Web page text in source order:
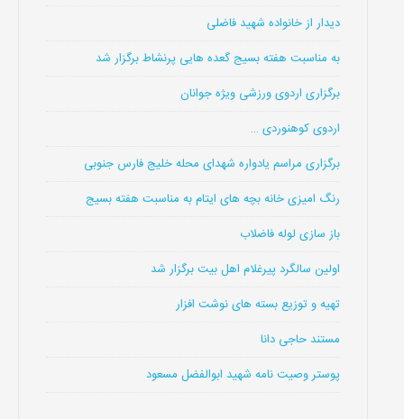
دیدار از خانواده شهید فاضلی
به مناسبت هفته بسیج گعده هایی پرنشاط برگزار شد
برگزاری اردوی ورزشی ویژه جوانان
اردوی کوهنوردی …
برگزاری مراسم یادواره شهدای محله خلیج فارس جنوبی
رنگ امیزی خانه بچه های ایتام به مناسبت هفته بسیج
باز سازی لوله فاضلاب
اولین سالگرد پیرغلام اهل بیت برگزار شد
تهیه و توزیع بسته های نوشت افزار
مستند حاجی دانا
پوستر وصیت نامه شهید ابوالفضل مسعود